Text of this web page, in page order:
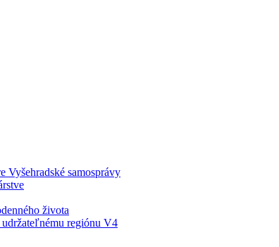
Vyšehradské samosprávy
života
regiónu V4